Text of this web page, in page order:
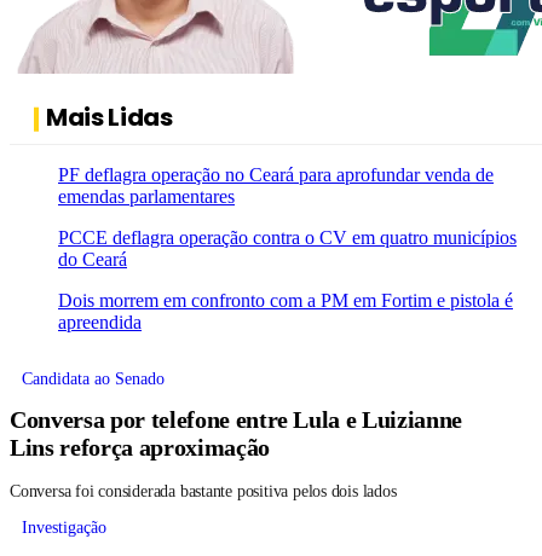
Mais Lidas
PF deflagra operação no Ceará para aprofundar venda de
emendas parlamentares
PCCE deflagra operação contra o CV em quatro municípios
do Ceará
Dois morrem em confronto com a PM em Fortim e pistola é
apreendida
Candidata ao Senado
Conversa por telefone entre Lula e Luizianne
Lins reforça aproximação
Conversa foi considerada bastante positiva pelos dois lados
Investigação